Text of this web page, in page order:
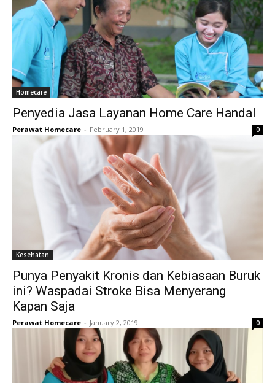
Homecare
Penyedia Jasa Layanan Home Care Handal
Perawat Homecare - February 1, 2019 0
Kesehatan
Punya Penyakit Kronis dan Kebiasaan Buruk
ini? Waspadai Stroke Bisa Menyerang
Kapan Saja
Perawat Homecare - January 2, 2019 0